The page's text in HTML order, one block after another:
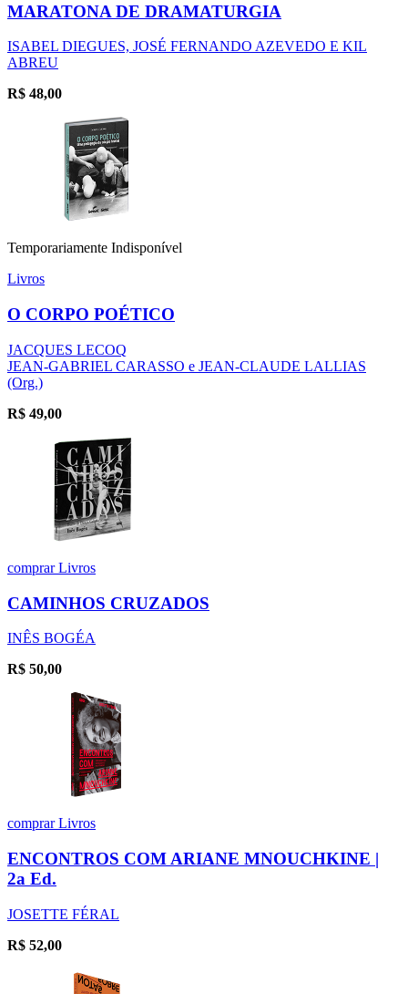
MARATONA DE DRAMATURGIA
ISABEL DIEGUES, JOSÉ FERNANDO AZEVEDO E KIL
ABREU
R$ 48,00
Temporariamente Indisponível
Livros
O CORPO POÉTICO
JACQUES LECOQ
JEAN-GABRIEL CARASSO e JEAN-CLAUDE LALLIAS
(Org.)
R$ 49,00
comprarLivros
CAMINHOS CRUZADOS
INÊS BOGÉA
R$ 50,00
comprarLivros
ENCONTROS COM ARIANE MNOUCHKINE |
2a Ed.
JOSETTE FÉRAL
R$ 52,00